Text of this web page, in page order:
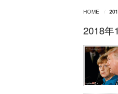
HOME
2018年